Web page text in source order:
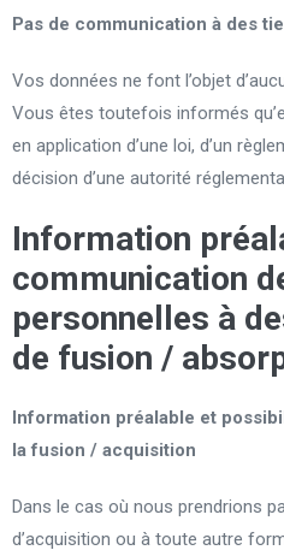
Pas de communication à des
Vos données ne font l’objet
Vous êtes toutefois informés
en application d’une loi, d’un
décision d’une autorité
Information
communication
personnelles à
de fusion /
Information préalable et
la fusion / acquisition
Dans le cas où nous prendrions
d’acquisition ou à toute autre